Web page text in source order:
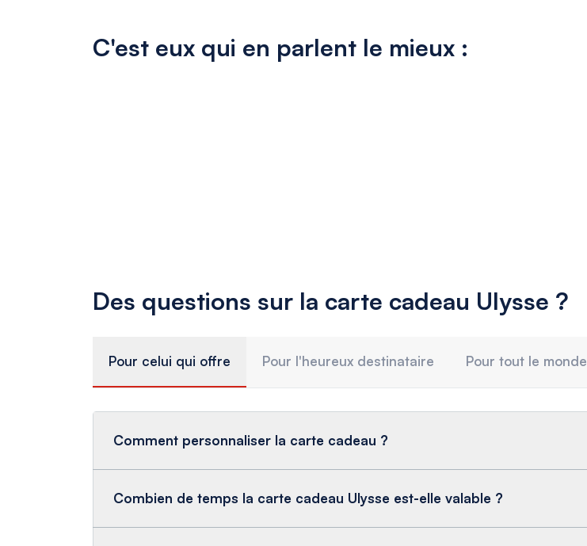
C'est eux qui en parlent le mieux :
Des questions sur la carte cadeau Ulysse ?
Pour celui qui offre Pour l'heureux destinataire Pour tout le monde
Comment personnaliser la carte cadeau ?
Combien de temps la carte cadeau Ulysse est-elle valable ?